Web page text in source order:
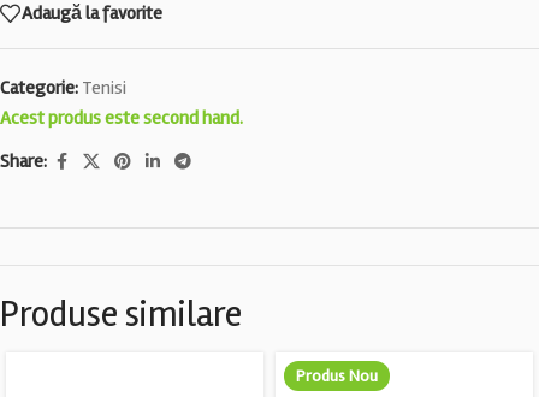
Adaugă la favorite
Categorie: Tenisi
Acest produs este second hand.
Share:
Produse similare
Produs Nou